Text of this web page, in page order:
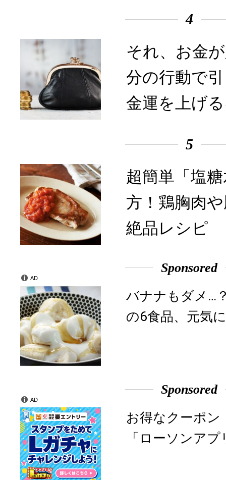
4
それ、お金
分の行動で
金運を上げ
5
超簡単「塩
方！鶏胸肉
絶品レシピ
Sponsored
バナナもダメ…
の6食品、元気
AD
Sponsored
お得なクーポン
「ローソンア
AD